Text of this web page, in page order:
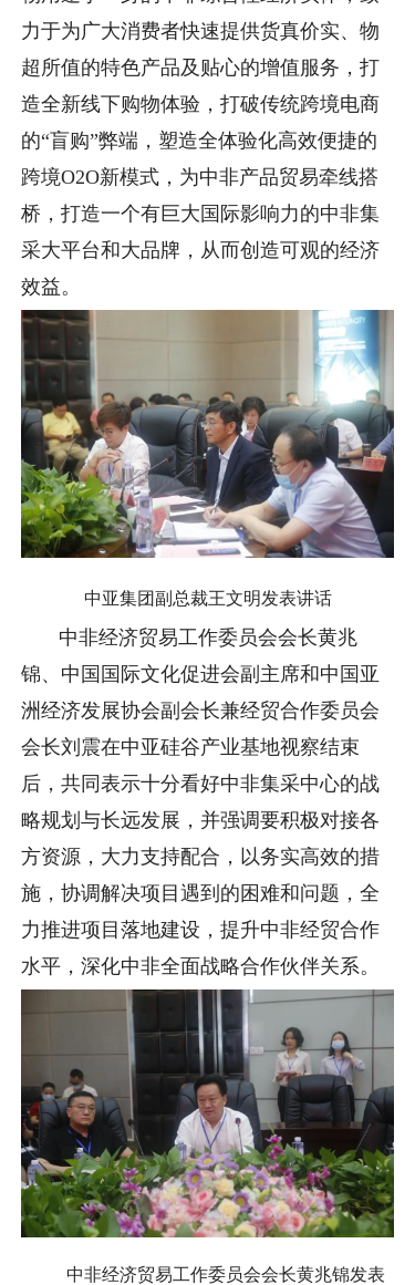
力于为广大消费者快速提供货真价实、物
超所值的特色产品及贴心的增值服务，打
造全新线下购物体验，打破传统跨境电商
的“盲购”弊端，塑造全体验化高效便捷的
跨境O2O新模式，为中非产品贸易牵线搭
桥，打造一个有巨大国际影响力的中非集
采大平台和大品牌，从而创造可观的经济
效益。
中亚集团副总裁王文明发表讲话
中非经济贸易工作委员会会长黄兆
锦、中国国际文化促进会副主席和中国亚
洲经济发展协会副会长兼经贸合作委员会
会长刘震在中亚硅谷产业基地视察结束
后，共同表示十分看好中非集采中心的战
略规划与长远发展，并强调要积极对接各
方资源，大力支持配合，以务实高效的措
施，协调解决项目遇到的困难和问题，全
力推进项目落地建设，提升中非经贸合作
水平，深化中非全面战略合作伙伴关系。
中非经济贸易工作委员会会长黄兆锦发表